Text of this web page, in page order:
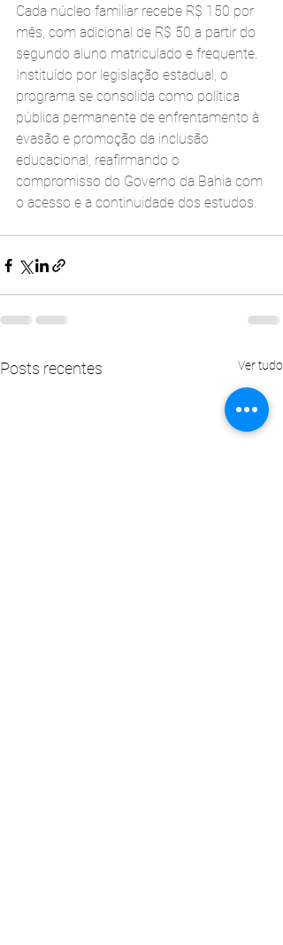
Cada núcleo familiar recebe R$ 150 por
mês, com adicional de R$ 50 a partir do
segundo aluno matriculado e frequente.
Instituído por legislação estadual, o
programa se consolida como política
pública permanente de enfrentamento à
evasão e promoção da inclusão
educacional, reafirmando o
compromisso do Governo da Bahia com
o acesso e a continuidade dos estudos.
Posts recentes Ver tudo